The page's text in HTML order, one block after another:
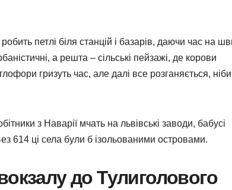
петлі біля станцій і базарів, даючи час на
а решта – сільські пейзажі, де корови
гризуть час, але далі все розганяється,
з Наварії мчать на львівські заводи, бабусі
614 ці села були б ізольованими островами.
до Тулиголового